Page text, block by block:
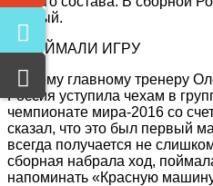
каждый.
5. ПОЙМАЛИ ИГРУ
Нашему главному тренеру
Россия уступила чехам в
чемпионате мира-2016 со
сказал, что это был первый
всегда получается не
сборная набрала ход,
напоминать «Красную